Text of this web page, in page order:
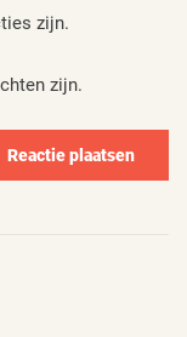
zijn.
zijn.